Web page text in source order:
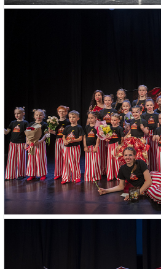
- Опыт
-
«13